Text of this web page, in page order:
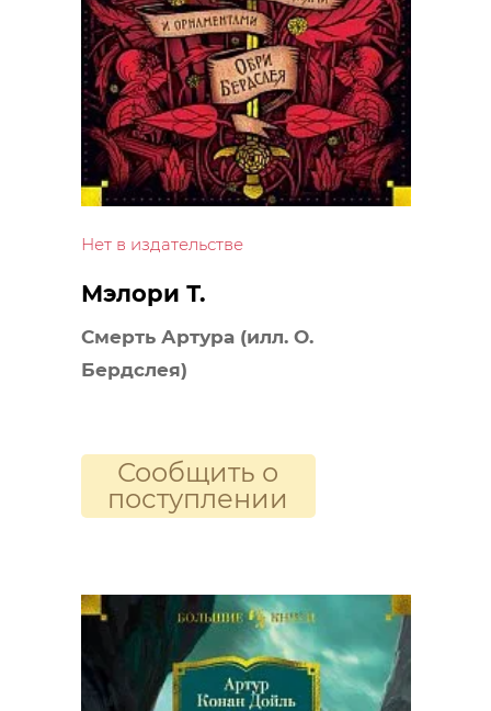
Нет в издательстве
Мэлори Т.
Смерть Артура (илл. О.
Бердслея)
Сообщить о
поступлении